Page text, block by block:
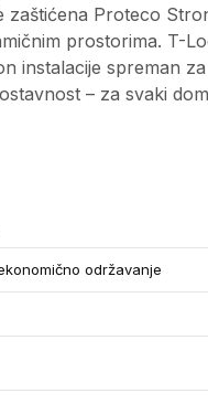
zaštićena Proteco
prostorima. T-
instalacije spreman
– za svaki
održavanje